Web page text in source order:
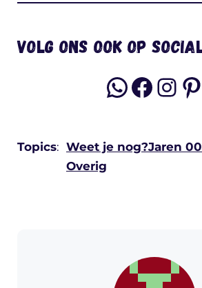
Volg ons ook op
Topics: Weet je nog?Jaren 00
Overig